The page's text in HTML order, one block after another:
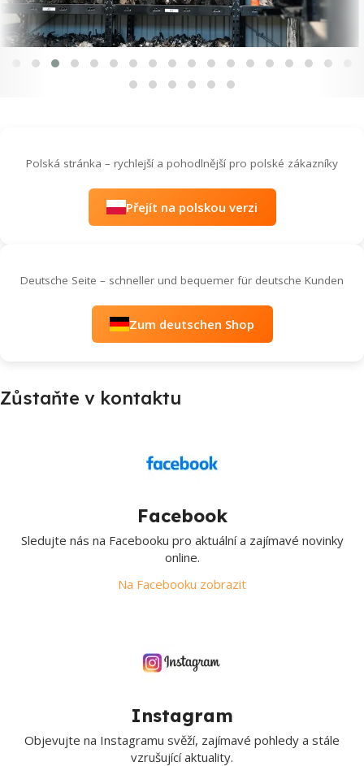
Polská stránka – rychlejší a pohodlnější pro polské zákazníky
Přejít na polskou verzi
Deutsche Seite – schneller und bequemer für deutsche Kunden
Zum deutschen Shop
Zůstaňte v kontaktu
Facebook
Sledujte nás na Facebooku pro aktuální a zajímavé novinky
online.
Na Facebooku zobrazit
Instagram
Objevujte na Instagramu svěží, zajímavé pohledy a stále
vzrušující aktuality.